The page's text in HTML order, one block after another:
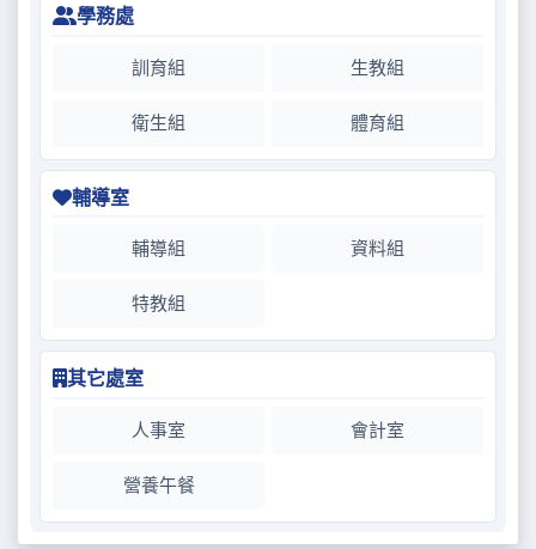
學務處
訓育組 生教組
衛生組 體育組
輔導室
輔導組 資料組
特教組
其它處室
人事室 會計室
營養午餐